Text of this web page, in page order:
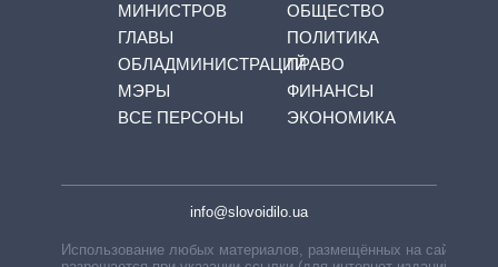
МИНИСТРОВ
ГЛАВЫ
ОБЛАДМИНИСТРАЦИЙ
МЭРЫ
ВСЕ ПЕРСОНЫ
ОБЩЕСТВО
ПОЛИТИКА
ПРАВО
ФИНАНСЫ
ЭКОНОМИКА
info@slovoidilo.ua
Использование любых материалов, размещённых на сайте,